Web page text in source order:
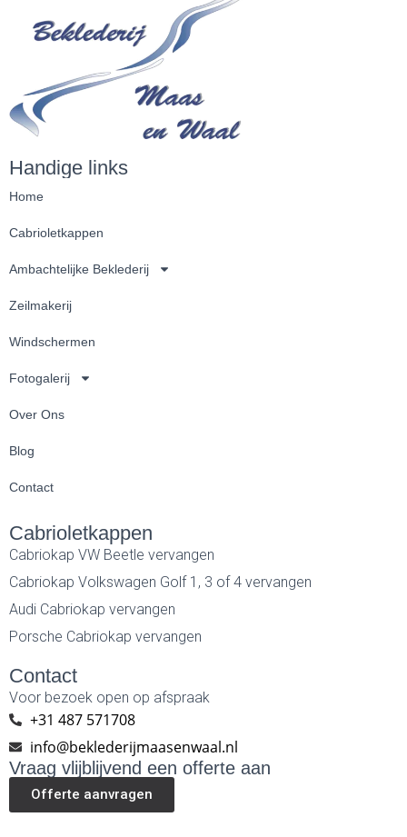
Handige links
Home
Cabrioletkappen
Ambachtelijke Beklederij
Zeilmakerij
Windschermen
Fotogalerij
Over Ons
Blog
Contact
Cabrioletkappen
Cabriokap VW Beetle vervangen
Cabriokap Volkswagen Golf 1, 3 of 4 vervangen
Audi Cabriokap vervangen
Porsche Cabriokap vervangen
Contact
Voor bezoek open op afspraak
+31 487 571708
info@beklederijmaasenwaal.nl
Vraag vlijblijvend een offerte aan
Offerte aanvragen